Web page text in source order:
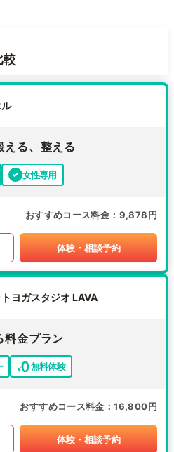
較
える、整える
女性専用
おすすめコース料金 9,878円
体験・相談予約
ヨガスタジオ LAVA
料金プラン
無料体験
おすすめコース料金 16,800円
体験・相談予約